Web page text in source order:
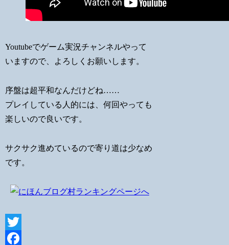
Youtubeでゲーム実況チャンネルやって
いますので、よろしくお願いします。
序盤は超平和なんだけどね……
プレイしている人的には、何回やっても
楽しいので良いです。
サクサク進めているので寄り道は少なめ
です。
Twitter